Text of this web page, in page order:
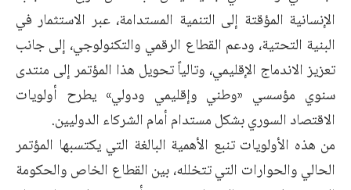
الإنسانية المؤقتة إلى التنمية المستدامة، عبر الاستثمار في
البنية التحتية، ودعم القطاع الرقمي والتكنولوجي، إلى جانب
تعزيز الاندماج الإقليمي، وتالياً تحويل هذا المؤتمر إلى منتدى
سنوي مؤسسي «وطني وإقليمي ودولي» يطرح أولويات
الاقتصاد السوري بشكل مستدام أمام الشركاء الدوليين.
من هذه الأولويات تنبع الأهمية البالغة التي يكتسبها المؤتمر
الحالي والحوارات التي تتخلله، بين القطاع الخاص والحكومة